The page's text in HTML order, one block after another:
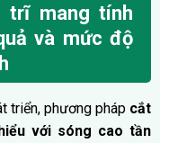
trĩ mang tính
và mức độ
triển, phương phápcắt
với sóng cao tần